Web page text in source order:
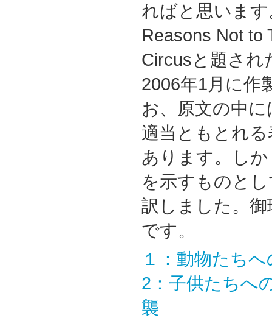
ればと思いま
Reasons Not to
Circusと題され
2006年1月に
お、原文の中
適当ともとれ
あります。し
を示すものと
訳しました。
です。
１：動物たち
2：子供たちへ
襲